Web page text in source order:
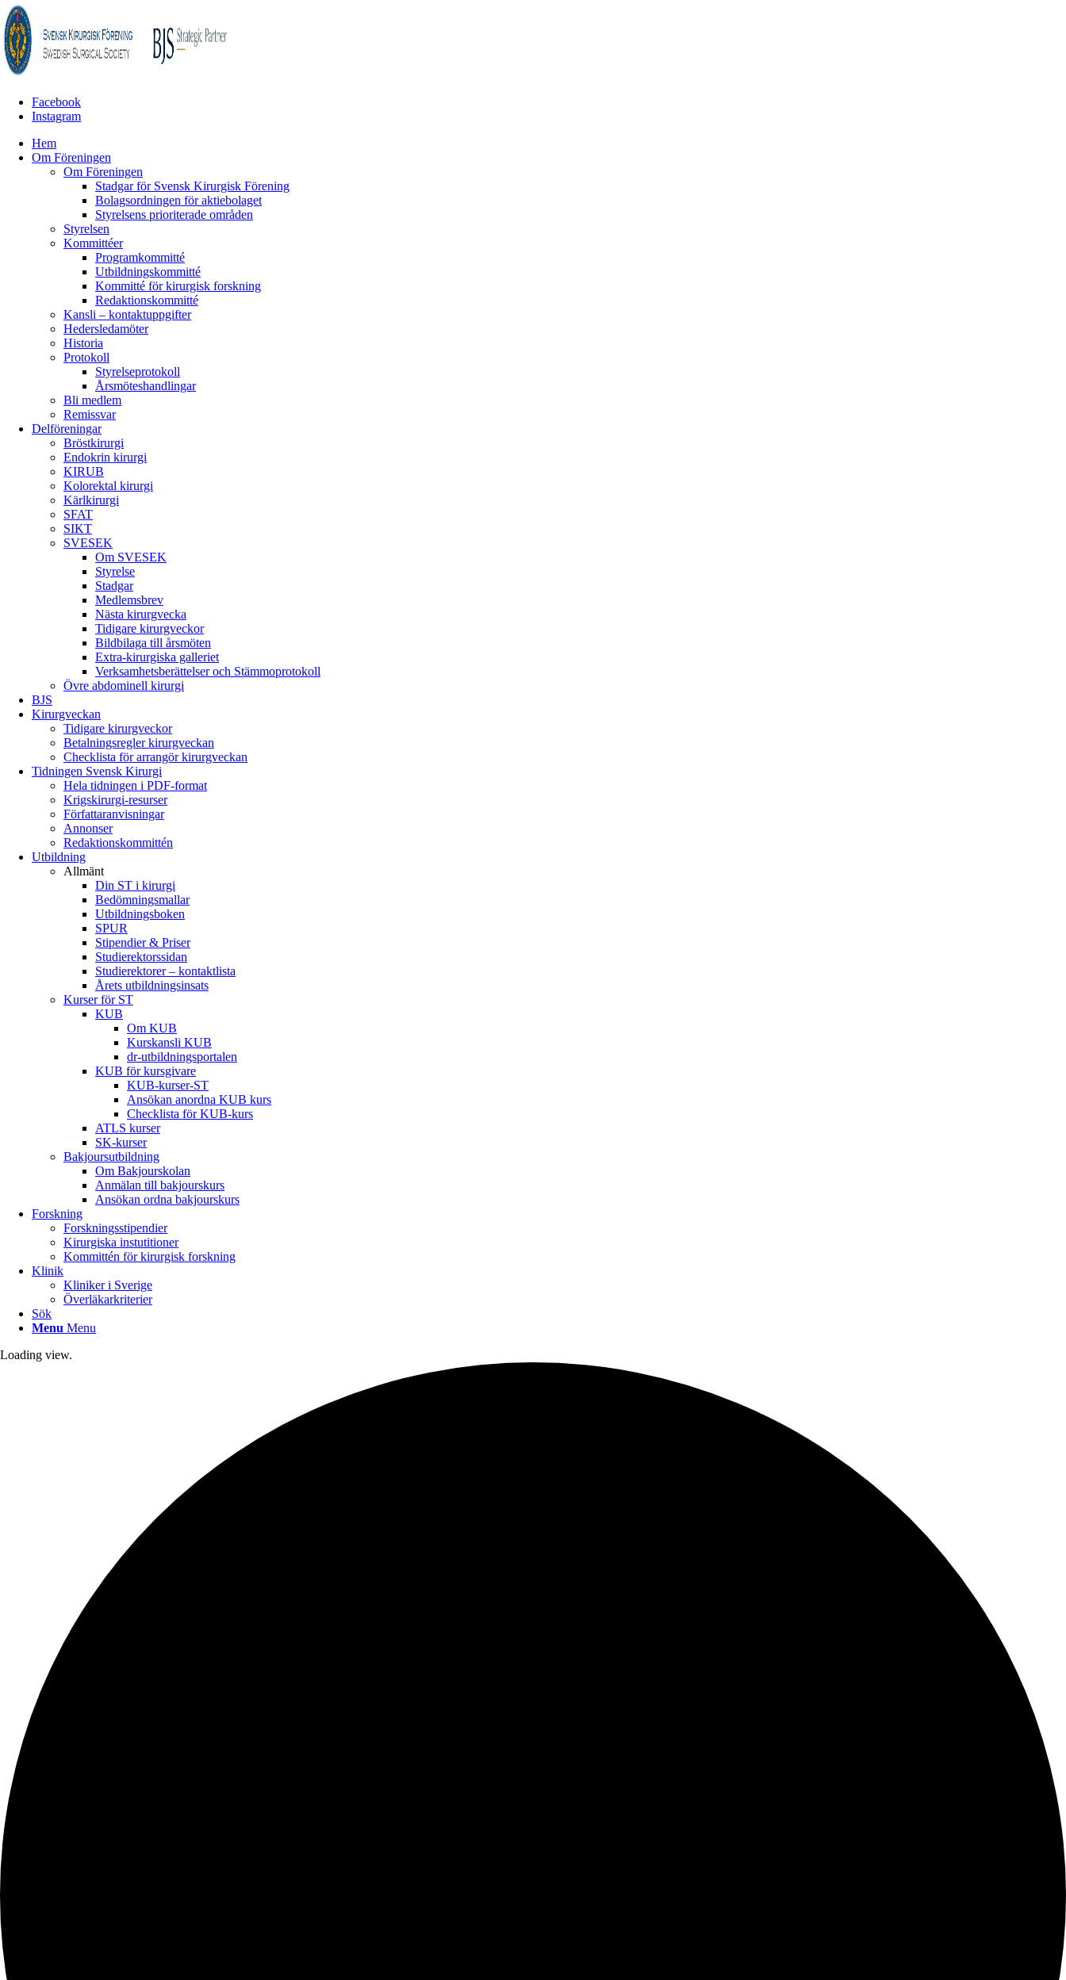
Facebook
Instagram
Hem
Om Föreningen
Om Föreningen
Stadgar för Svensk Kirurgisk Förening
Bolagsordningen för aktiebolaget
Styrelsens prioriterade områden
Styrelsen
Kommittéer
Programkommitté
Utbildningskommitté
Kommitté för kirurgisk forskning
Redaktionskommitté
Kansli – kontaktuppgifter
Hedersledamöter
Historia
Protokoll
Styrelseprotokoll
Årsmöteshandlingar
Bli medlem
Remissvar
Delföreningar
Bröstkirurgi
Endokrin kirurgi
KIRUB
Kolorektal kirurgi
Kärlkirurgi
SFAT
SIKT
SVESEK
Om SVESEK
Styrelse
Stadgar
Medlemsbrev
Nästa kirurgvecka
Tidigare kirurgveckor
Bildbilaga till årsmöten
Extra-kirurgiska galleriet
Verksamhetsberättelser och Stämmoprotokoll
Övre abdominell kirurgi
BJS
Kirurgveckan
Tidigare kirurgveckor
Betalningsregler kirurgveckan
Checklista för arrangör kirurgveckan
Tidningen Svensk Kirurgi
Hela tidningen i PDF-format
Krigskirurgi-resurser
Författaranvisningar
Annonser
Redaktionskommittén
Utbildning
Allmänt
Din ST i kirurgi
Bedömningsmallar
Utbildningsboken
SPUR
Stipendier & Priser
Studierektorssidan
Studierektorer – kontaktlista
Årets utbildningsinsats
Kurser för ST
KUB
Om KUB
Kurskansli KUB
dr-utbildningsportalen
KUB för kursgivare
KUB-kurser-ST
Ansökan anordna KUB kurs
Checklista för KUB-kurs
ATLS kurser
SK-kurser
Bakjoursutbildning
Om Bakjourskolan
Anmälan till bakjourskurs
Ansökan ordna bakjourskurs
Forskning
Forskningsstipendier
Kirurgiska instutitioner
Kommittén för kirurgisk forskning
Klinik
Kliniker i Sverige
Överläkarkriterier
Sök
Menu Menu
Loading view.